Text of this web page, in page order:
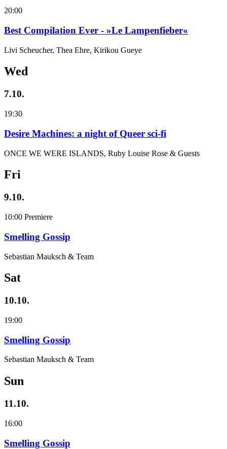
20:00
Best Compilation Ever - »Le Lampenfieber«
Livi Scheucher, Thea Ehre, Kirikou Gueye
Wed
7.10.
19:30
Desire Machines: a night of Queer sci-fi
ONCE WE WERE ISLANDS, Ruby Louise Rose & Guests
Fri
9.10.
10:00 Premiere
Smelling Gossip
Sebastian Mauksch & Team
Sat
10.10.
19:00
Smelling Gossip
Sebastian Mauksch & Team
Sun
11.10.
16:00
Smelling Gossip